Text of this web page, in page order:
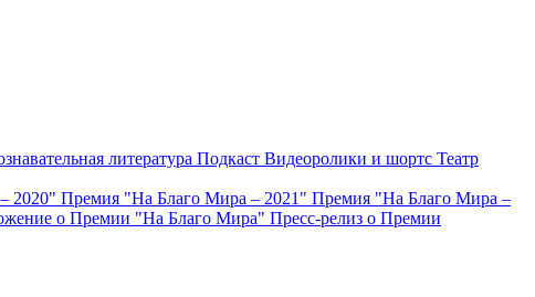
литература Подкаст Видеоролики и шортс Театр
2020" Премия "На Благо Мира – 2021" Премия "На Благо Мира –
о Премии "На Благо Мира" Пресс-релиз о Премии